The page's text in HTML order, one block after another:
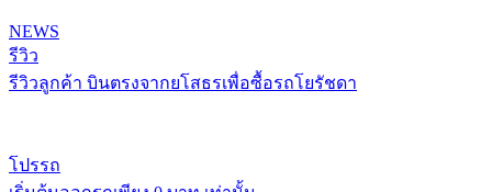
NEWS
รีวิว
รีวิวลูกค้า บินตรงจากยโสธรเพื่อซื้อรถโยรัชดา
โปรรถ